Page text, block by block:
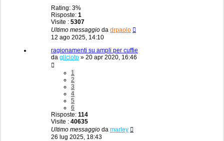
Rating: 3%
Risposte: 1
Visite : 5307
Ultimo messaggio da drpaolo
12 ago 2025, 14:10
ragionamenti su ampli per cuffie
da glicioto » 20 apr 2020, 16:46
1
2
3
4
5
6
Risposte: 114
Visite : 40635
Ultimo messaggio da marley
26 lug 2025, 18:43